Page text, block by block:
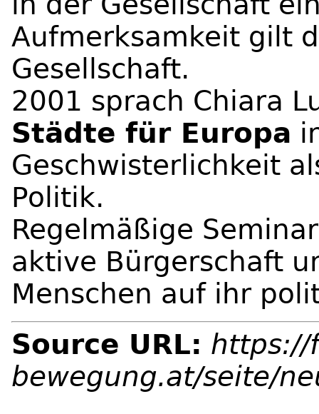
Aufmerksamkeit gilt
Gesellschaft.
2001 sprach Chiara
Städte für Europa
Geschwisterlichkeit
Politik.
Regelmäßige
aktive Bürgerschaft
Menschen auf ihr
Source URL: https://
bewegung.at/seite/